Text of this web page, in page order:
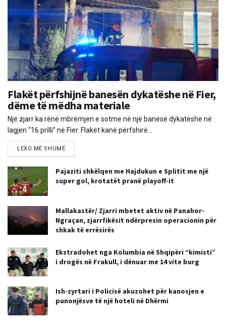
Flakët përfshijnë banesën dykatëshe në Fier,
dëme të mëdha materiale
Një zjarr ka rënë mbrëmjen e sotme në një banesë dykatëshe në
lagjen “16 prilli” në Fier. Flakët kanë përfshirë...
LEXO MË SHUMË
Pajaziti shkëlqen me Hajdukun e Splitit me një
super gol, krotatët pranë playoff-it
Mallakastër/ Zjarri mbetet aktiv në Panahor-
Ngraçan, zjarrfikësit ndërpresin operacionin për
shkak të errësirës
Ekstradohet nga Kolumbia në Shqipëri “kimisti”
i drogës në Frakull, i dënuar me 14 vite burg
Ish-zyrtari i Policisë akuzohet për kanosjen e
punonjësve të një hoteli në Dhërmi